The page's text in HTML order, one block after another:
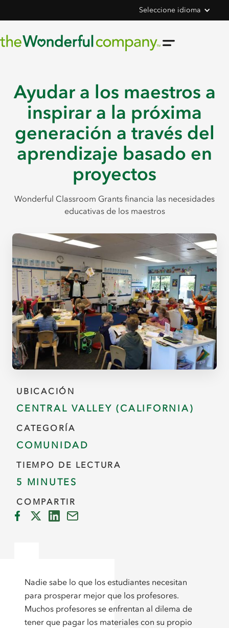
Seleccione idioma
Ayudar a los maestros a
inspirar a la próxima
generación a través del
aprendizaje basado en
proyectos
Wonderful Classroom Grants financia las necesidades
educativas de los maestros
UBICACIÓN
CENTRAL VALLEY (CALIFORNIA)
CATEGORÍA
COMUNIDAD
TIEMPO DE LECTURA
5 MINUTES
COMPARTIR
Nadie sabe lo que los estudiantes necesitan
para prosperar mejor que los profesores.
Muchos profesores se enfrentan al dilema de
tener que pagar los materiales con su propio